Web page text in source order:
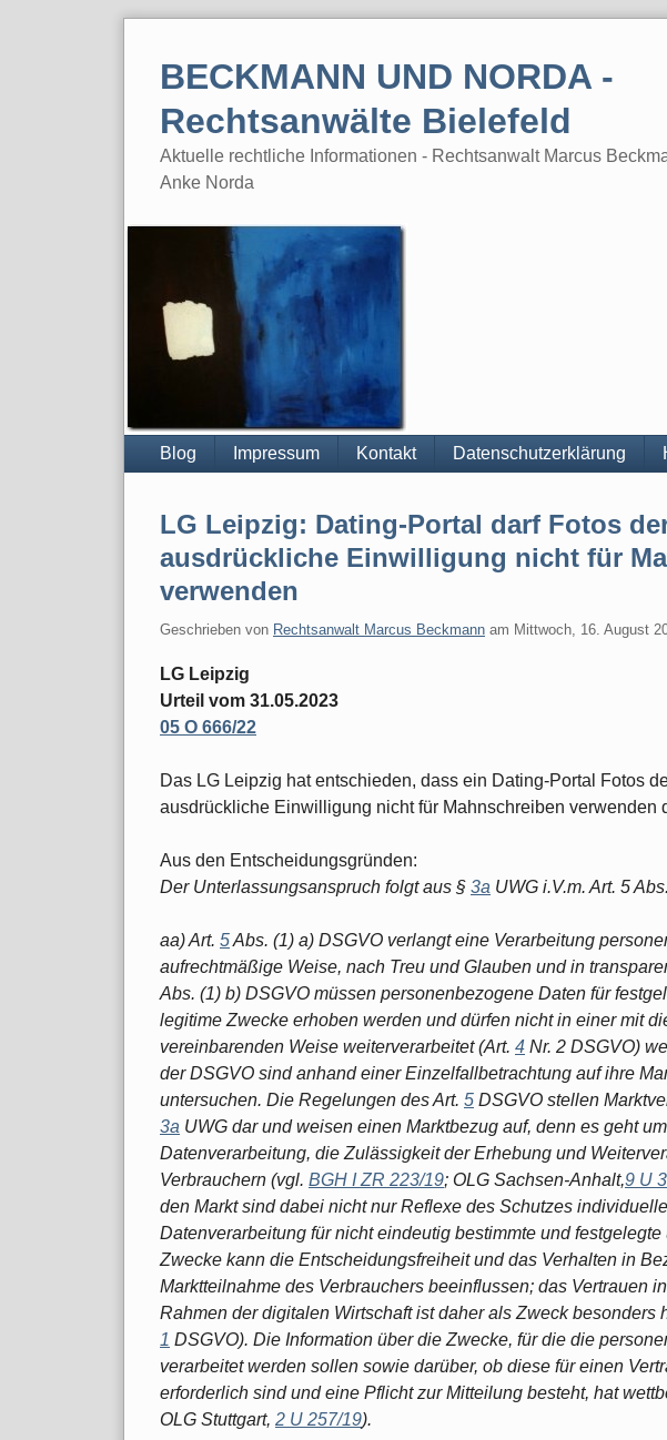
BECKMANN UND NORDA -
Rechtsanwälte Bielefeld
Aktuelle rechtliche Informationen - Rechtsanwalt Marcus
Anke Norda
Blog Impressum Kontakt Datenschutzerklärung
LG Leipzig: Dating-Portal darf Fotos
ausdrückliche Einwilligung nicht für
verwenden
Geschrieben von Rechtsanwalt Marcus Beckmann am Mittwoch, 16. August
LG Leipzig
Urteil vom 31.05.2023
05 O 666/22
Das LG Leipzig hat entschieden, dass ein Dating-Portal Fotos
ausdrückliche Einwilligung nicht für Mahnschreiben verwenden
Aus den Entscheidungsgründen:
Der Unterlassungsanspruch folgt aus § 3a UWG i.V.m. Art. 5
aa) Art. 5Abs. (1) a) DSGVO verlangt eine Verarbeitung
aufrechtmäßige Weise, nach Treu und Glauben und in
Abs. (1) b) DSGVO müssen personenbezogene Daten für
legitime Zwecke erhoben werden und dürfen nicht in einer mit
vereinbarenden Weise weiterverarbeitet (Art. 4 Nr. 2 DSGVO)
der DSGVO sind anhand einer Einzelfallbetrachtung auf ihre
untersuchen. Die Regelungen des Art. 5 DSGVO stellen
3a UWG dar und weisen einen Marktbezug auf, denn es geht
Datenverarbeitung, die Zulässigkeit der Erhebung und
Verbrauchern (vgl. BGH I ZR 223/19; OLG Sachsen-Anhalt,9 U
den Markt sind dabei nicht nur Reflexe des Schutzes
Datenverarbeitung für nicht eindeutig bestimmte und
Zwecke kann die Entscheidungsfreiheit und das Verhalten in
Marktteilnahme des Verbrauchers beeinflussen; das Vertrauen
Rahmen der digitalen Wirtschaft ist daher als Zweck besonders
1 DSGVO). Die Information über die Zwecke, für die die
verarbeitet werden sollen sowie darüber, ob diese für einen
erforderlich sind und eine Pflicht zur Mitteilung besteht, hat
OLG Stuttgart, 2 U 257/19).